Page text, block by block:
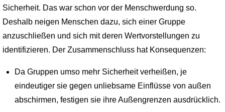
Sicherheit. Das war schon vor der Menschwerdung so.
Deshalb neigen Menschen dazu, sich einer Gruppe
anzuschließen und sich mit deren Wertvorstellungen zu
identifizieren. Der Zusammenschluss hat Konsequenzen:
Da Gruppen umso mehr Sicherheit verheißen, je
eindeutiger sie gegen unliebsame Einflüsse von außen
abschirmen, festigen sie ihre Außengrenzen ausdrücklich.